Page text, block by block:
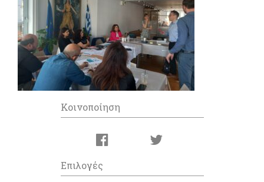
Κοινοποίηση
Επιλογές